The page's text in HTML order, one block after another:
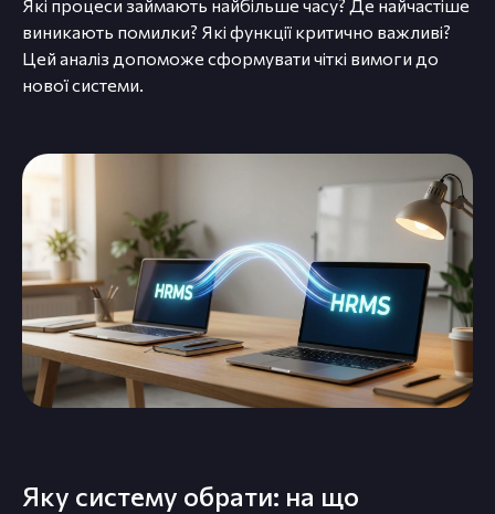
Які процеси займають найбільше часу? Де найчастіше
виникають помилки? Які функції критично важливі?
Цей аналіз допоможе сформувати чіткі вимоги до
нової системи.
Яку систему обрати: на що